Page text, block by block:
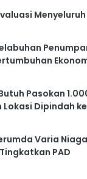
Pasokan
Lokasi Dipindah
Varia
PAD